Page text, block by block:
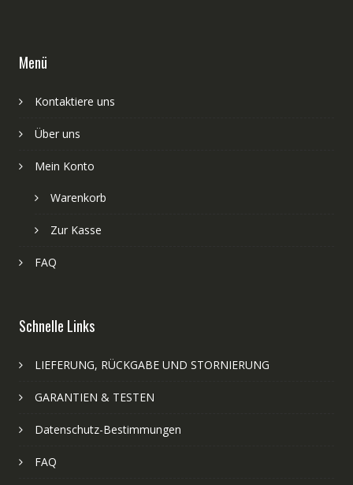
Menü
Kontaktiere uns
Über uns
Mein Konto
Warenkorb
Zur Kasse
FAQ
Schnelle Links
LIEFERUNG, RÜCKGABE UND STORNIERUNG
GARANTIEN & TESTEN
Datenschutz-Bestimmungen
FAQ